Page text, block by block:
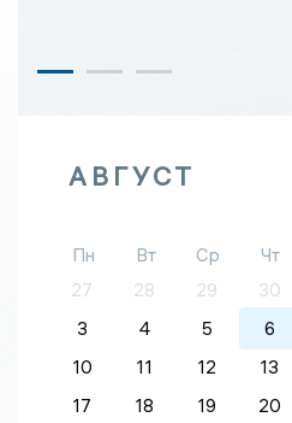
АВГУСТ
Пн Вт Ср Чт
27
28 29 30
3
4 5 6
10
11 12 13
17
18 19 20